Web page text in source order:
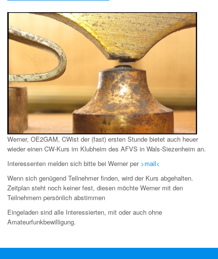
Werner, OE2GAM, CWist der (fast) ersten Stunde bietet auch heuer
wieder einen CW-Kurs im Klubheim des AFVS in Wals-Siezenheim an.
Interessenten melden sich bitte bei Werner per >mail<
Wenn sich genügend Teilnehmer finden, wird der Kurs abgehalten.
Zeitplan steht noch keiner fest, diesen möchte Werner mit den
Teilnehmern persönlich abstimmen
Eingeladen sind alle Interessierten, mit oder auch ohne
Amateurfunkbewilligung.